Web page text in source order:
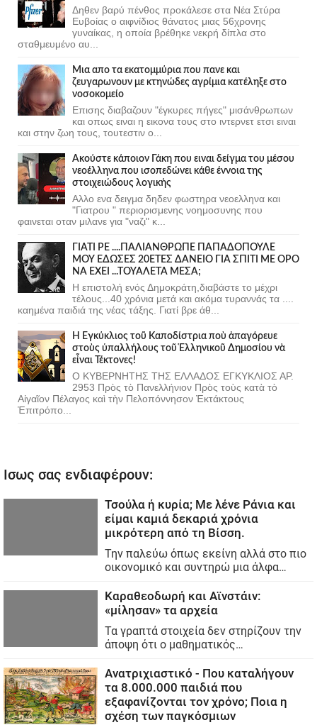
Δηθεν βαρύ πένθος προκάλεσε στα Νέα Στύρα
Ευβοίας ο αιφνίδιος θάνατος μιας 56χρονης
γυναίκας, η οποία βρέθηκε νεκρή δίπλα στο
σταθμευμένο αυ...
Μια απο τα εκατομμύρια που πανε και
ζευγαρωνουν με κτηνώδες αγρίμια κατέληξε στο
νοσοκομείο
Επισης διαβαζουν "έγκυρες πήγες" μισάνθρωπων
και οπως ειναι η εικονα τους στο ιντερνετ ετσι ειναι
και στην ζωη τους, τουτεστιν ο...
Ακούστε κάποιον Γάκη που ειναι δείγμα του μέσου
νεοέλληνα που ισοπεδώνει κάθε έννοια της
στοιχειώδους λογικής
Αλλο ενα δειγμα δηδεν φωστηρα νεοελληνα και
"Γιατρου " περιορισμενης νοημοσυνης που
φαινεται οταν μιλανε για "ναζι" κ...
ΓΙΑΤΙ ΡΕ ....ΠΑΛΙΑΝΘΡΩΠΕ ΠΑΠΑΔΟΠΟΥΛΕ
ΜΟΥ ΕΔΩΣΕΣ 20ΕΤΕΣ ΔΑΝΕΙΟ ΓΙΑ ΣΠΙΤΙ ΜΕ ΟΡΟ
ΝΑ ΕΧΕΙ ...ΤΟΥΑΛΕΤΑ ΜΕΣΑ;
Η επιστολή ενός Δημοκράτη,διαβάστε το μέχρι
τέλους...40 χρόνια μετά και ακόμα τυραννάς τα ....
καημένα παιδιά της νέας τάξης. Γιατί βρε άθ...
Ἡ Ἐγκύκλιος τοῦ Καποδίστρια ποὺ ἀπαγόρευε
στοὺς ὑπαλλήλους τοῦ Ἑλληνικοῦ Δημοσίου νὰ
εἶναι Τέκτονες!
Ο ΚΥΒΕΡΝΗΤΗΣ ΤΗΣ ΕΛΛΑΔΟΣ ΕΓΚΥΚΛΙΟΣ ΑΡ.
2953 Πρὸς τὸ Πανελλήνιον Πρὸς τοὺς κατὰ τὸ
Αἰγαῖον Πέλαγος καὶ τὴν Πελοπόννησον Ἐκτάκτους
Ἐπιτρόπο...